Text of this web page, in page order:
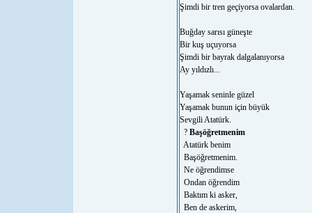
Şimdi bir tren geçiyorsa ovalardan.
Buğday sarısı güneşte
Bir kuş uçuyorsa
Şimdi bir bayrak dalgalanıyorsa
Ay yıldızlı...
Yaşamak seninle güzel
Yaşamak bunun için büyük
Sevgili Atatürk.
? Başöğretmenim
Atatürk benim
Başöğretmenim.
Ne öğrendimse
Ondan öğrendim
Baktım ki asker,
Ben de askerim,